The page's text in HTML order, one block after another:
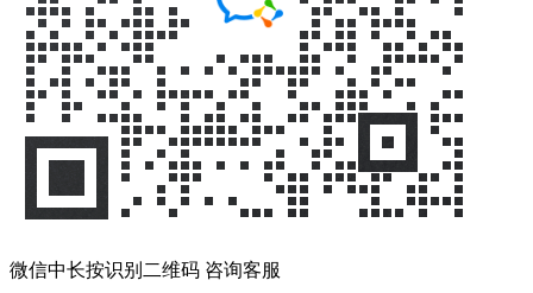
微信中长按识别二维码 咨询客服